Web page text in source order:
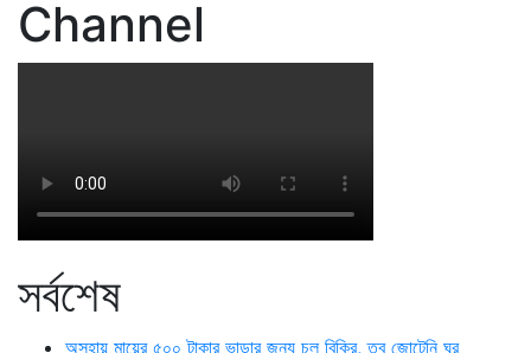
Channel
সর্বশেষ
অসহায় মায়ের ৫০০ টাকার ভাড়ার জন্য চুল বিক্রি, তবু জোটেনি ঘর